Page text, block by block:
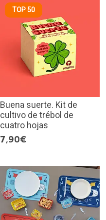
TOP 50
Buena suerte. Kit de
cultivo de trébol de
cuatro hojas
7,90€